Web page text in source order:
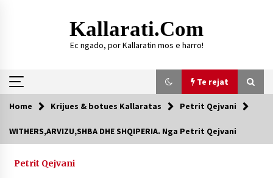
Kallarati.com
Ec ngado, por Kallaratin mos e harro!
Te rejat
Te rejat
SHOQATËS “KALLARATI”
Home Krijues & botues Kallaratas Petrit Qejvani
WITHERS,ARVIZU,SHBA DHE SHQIPERIA. Nga Petrit Qejvani
Petrit Qejvani